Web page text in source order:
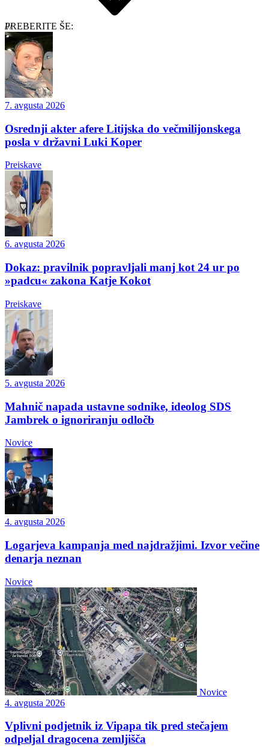
PREBERITE ŠE:
7. avgusta 2026
Osrednji akter afere Litijska do večmilijonskega
posla v državni Luki Koper
Preiskave
6. avgusta 2026
Dokaz: pravilnik popravljali manj kot 24 ur po
»padcu« zakona Katje Kokot
Preiskave
5. avgusta 2026
Mahnič napada ustavne sodnike, ideolog SDS
Jambrek o ignoriranju odločb
Novice
4. avgusta 2026
Logarjeva kampanja med najdražjimi. Izvor večine
denarja neznan
Novice
Novice
4. avgusta 2026
Vplivni podjetnik iz Vipapa tik pred stečajem
odpeljal dragocena zemljišča